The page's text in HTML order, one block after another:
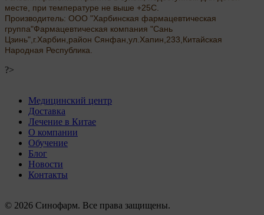
месте, при температуре не выше +25С.
Производитель: ООО "Харбинская фармацевтическая
группа"Фармацевтическая компания "Сань
Цзинь",г.Харбин,район Сянфан,ул.Хапин,233,Китайская
Народная Республика.
?>
Медицинский центр
Доставка
Лечение в Китае
О компании
Обучение
Блог
Новости
Контакты
© 2026 Синофарм. Все права защищены.